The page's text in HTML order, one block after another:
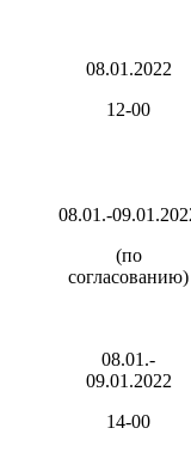
08.01.2022
12-00
08.01.-
(по
согласованию)
08.01.-
09.01.2022
14-00